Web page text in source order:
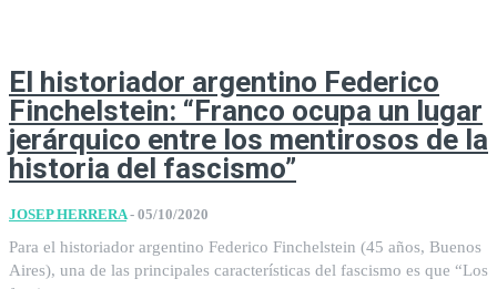
El historiador argentino Federico
Finchelstein: “Franco ocupa un lugar
jerárquico entre los mentirosos de la
historia del fascismo”
JOSEP HERRERA - 05/10/2020
Para el historiador argentino Federico Finchelstein (45 años, Buenos
Aires), una de las principales características del fascismo es que “Los